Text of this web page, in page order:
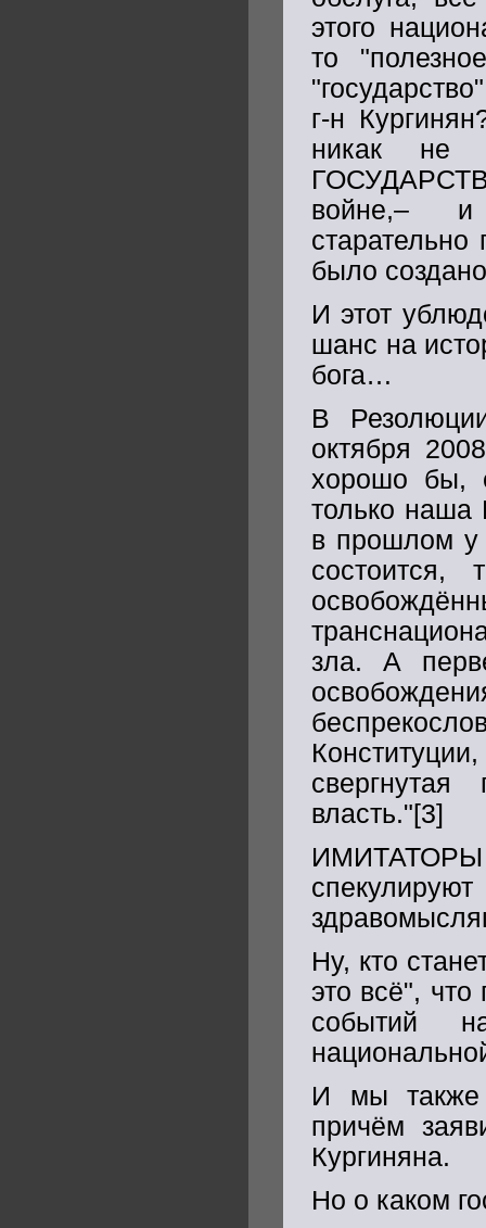
этого
то
г-н
никак не
войне,– и
было
И этот
шанс на
бога…
В
октября
хорошо бы,
только наша
в прошлом у
зла. А
власть."[3]
Ну, кто
это всё",
событий
И мы также
причём
Кургиняна.
Но о каком